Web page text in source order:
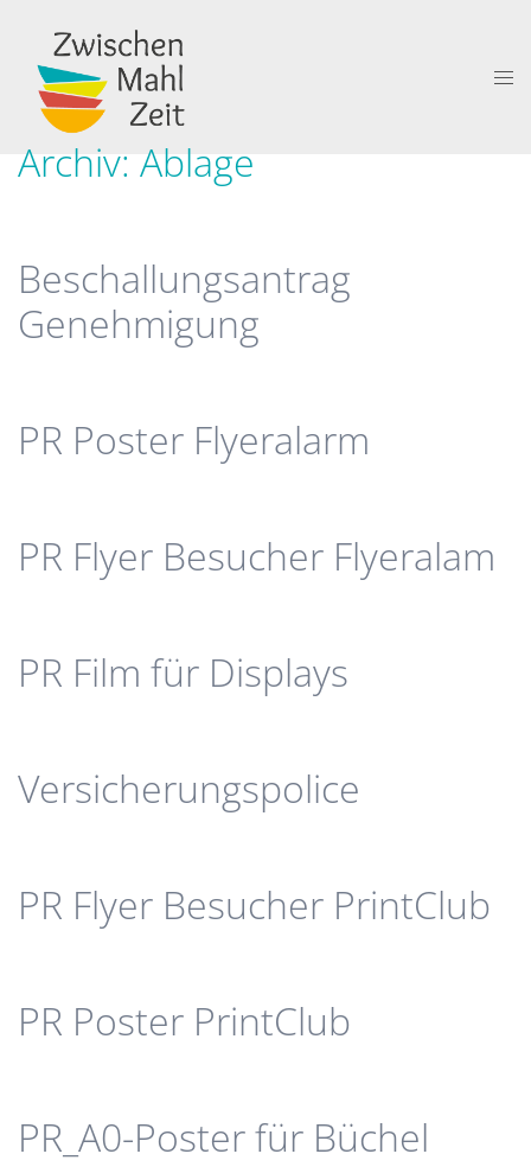
springen
Archiv: Ablage
Beschallungsantrag
Genehmigung
PR Poster Flyeralarm
PR Flyer Besucher Flyeralam
PR Film für Displays
Versicherungspolice
PR Flyer Besucher PrintClub
PR Poster PrintClub
PR_A0-Poster für Büchel